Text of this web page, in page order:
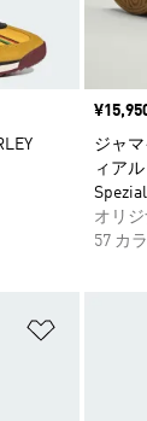
価格
ジャ
ィア
Spezial
オリ
57 カ